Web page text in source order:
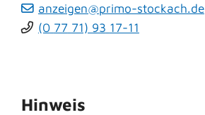
anzeigen@primo-stockach.de
(0 77 71) 93 17-11
Hinweis